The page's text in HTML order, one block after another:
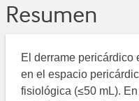
Resumen
El derrame pericárdico
en el espacio
fisiológica (≤50 mL).